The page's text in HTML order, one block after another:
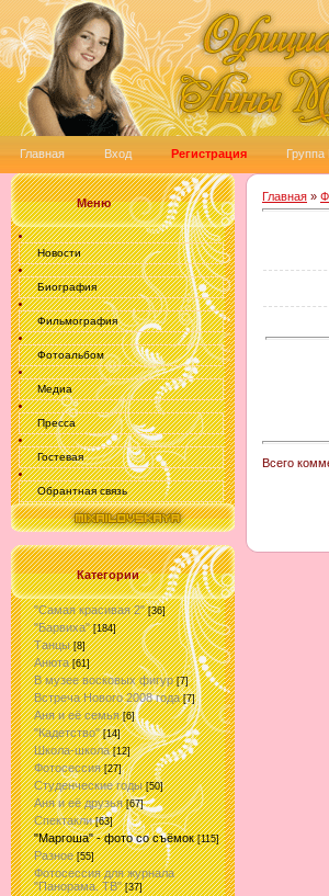
Главная Вход Регистрация Группа
Меню
Новости
Биография
Фильмография
Фотоальбом
Медиа
Пресса
Гостевая
Обрантная связь
Категории
"Самая красивая 2" [36]
"Барвиха" [184]
Танцы [8]
Анюта [61]
В музее восковых фигур [7]
Встреча Нового 2008 года [7]
Аня и её семья [6]
"Кадетство" [14]
Школа-школа [12]
Фотосессия [27]
Студенческие годы [50]
Аня и её друзья [67]
Спектакли [63]
"Маргоша" - фото со съёмок [115]
Разное [55]
Фотосессия для журнала
"Панорама. ТВ" [37]
Главная »
Всего